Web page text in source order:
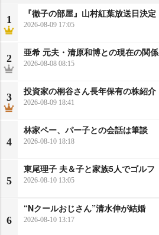
1
『徹子の部屋』山村紅葉放送日決定
2026-08-09 17:05
2
亜希 元夫・清原和博との現在の関係
2026-08-08 08:15
3
投資家の桐谷さん長年保有の株紹介
2026-08-09 18:41
4
林家ペー、パー子との会話は筆談
2026-08-10 18:18
5
東尾理子 夫＆子と家族5人でゴルフ
2026-08-10 13:05
6
“Nクールおじさん”清水伸が結婚
2026-08-10 13:17